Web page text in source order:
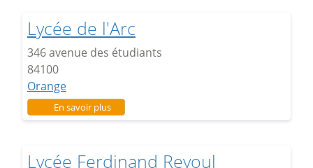
Lycée de l'Arc
346 avenue des étudiants
84100
Orange
En savoir plussur Lycée de l'Arc
Lycée Ferdinand Revoul